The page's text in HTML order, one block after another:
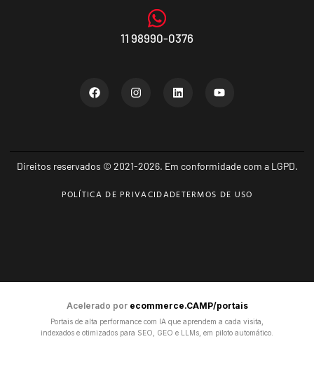
11 98990-0376
Direitos reservados © 2021-2026. Em conformidade com a LGPD.
POLÍTICA DE PRIVACIDADETERMOS DE USO
Acelerado por ecommerce.CAMP/portais
Portais de alta performance com IA que aprendem a cada visita,
indexados e otimizados para SEO, GEO e LLMs, em piloto automático.